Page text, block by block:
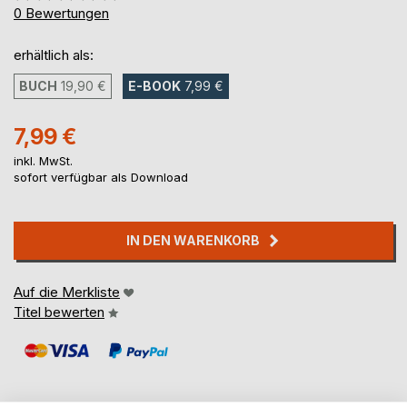
0%
0 Bewertungen
erhältlich als:
BUCH 19,90 € E-BOOK 7,99 €
7,99 €
inkl. MwSt.
sofort verfügbar als Download
IN DEN WARENKORB
Auf die Merkliste
Titel bewerten